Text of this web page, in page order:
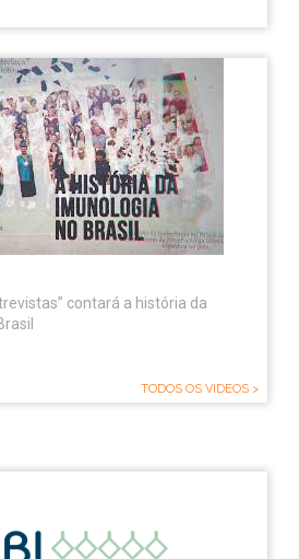
contará a história da
TODOS OS VIDEOS >